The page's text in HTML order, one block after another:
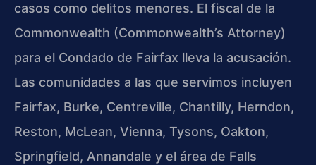
casos como delitos menores. El fiscal de la
Commonwealth (Commonwealth’s Attorney)
para el Condado de Fairfax lleva la acusación.
Las comunidades a las que servimos incluyen
Fairfax, Burke, Centreville, Chantilly, Herndon,
Reston, McLean, Vienna, Tysons, Oakton,
Springfield, Annandale y el área de Falls